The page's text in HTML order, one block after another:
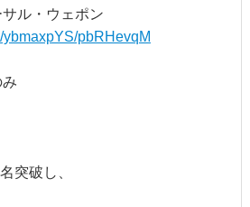
ル・ウェポン
ybmaxpYS/pbRHevqM
突破し、